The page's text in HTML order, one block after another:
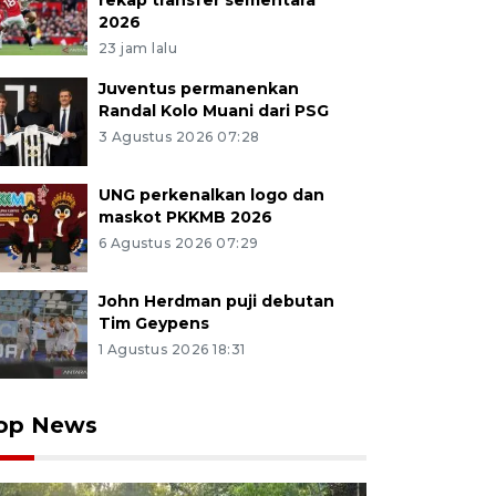
2026
23 jam lalu
Juventus permanenkan
Randal Kolo Muani dari PSG
3 Agustus 2026 07:28
UNG perkenalkan logo dan
maskot PKKMB 2026
6 Agustus 2026 07:29
John Herdman puji debutan
Tim Geypens
1 Agustus 2026 18:31
News